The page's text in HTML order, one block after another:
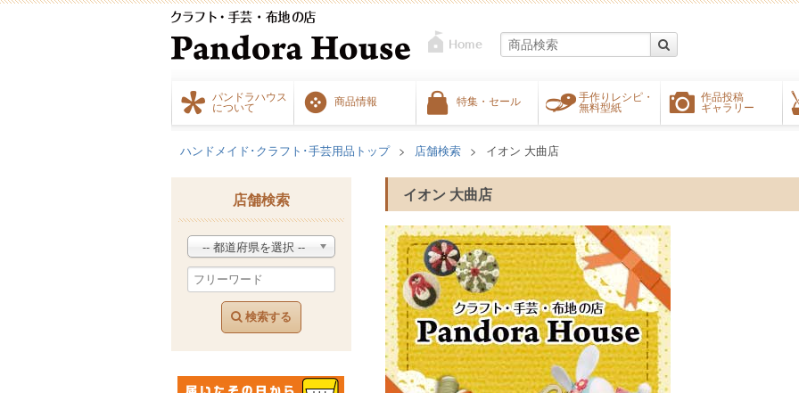
パンドラハウス
について
商品情報 特集・セール
手作りレシピ・
無料型紙
作品投稿
ギャラリー
ハンドメイド･クラフト･手芸用品トップ 店舗検索 イオン 大曲店
イオン 大曲店
店舗検索
-- 都道府県を選択 --
検索する